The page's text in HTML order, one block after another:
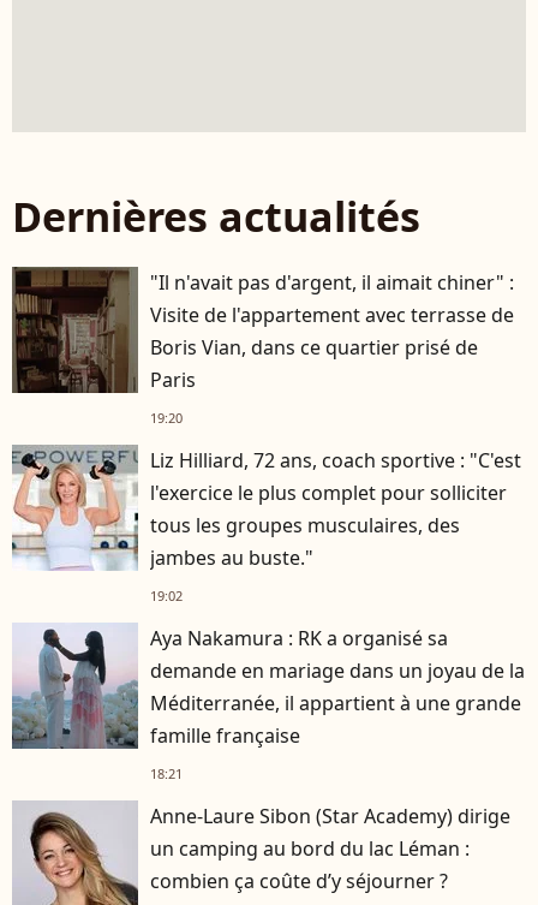
Dernières actualités
"Il n'avait pas d'argent, il aimait chiner" :
Visite de l'appartement avec terrasse de
Boris Vian, dans ce quartier prisé de
Paris
19:20
Liz Hilliard, 72 ans, coach sportive : "C'est
l'exercice le plus complet pour solliciter
tous les groupes musculaires, des
jambes au buste."
19:02
Aya Nakamura : RK a organisé sa
demande en mariage dans un joyau de la
Méditerranée, il appartient à une grande
famille française
18:21
Anne-Laure Sibon (Star Academy) dirige
un camping au bord du lac Léman :
combien ça coûte d’y séjourner ?